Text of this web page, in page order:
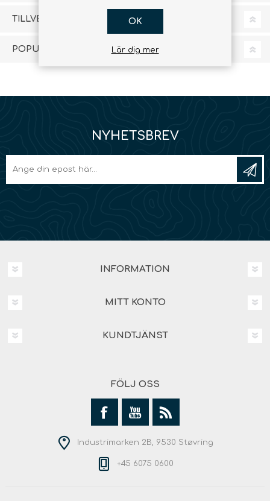
TILLVERKARE
POPULÄRA TAGGAR
NYHETSBREV
INFORMATION
MITT KONTO
KUNDTJÄNST
FÖLJ OSS
Industrimarken 2B, 9530 Støvring
+45 6075 0600
OK
Lär dig mer